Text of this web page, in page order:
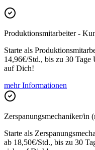
Produktionsmitarbeiter -
Starte als
14,96€/Std., bis zu 30
auf Dich!
mehr Informationen
Zerspanungsmechaniker/in
Starte als
ab 18,50€/Std., bis zu 30